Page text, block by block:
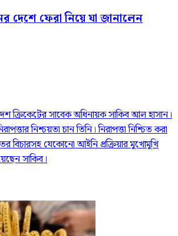
দেশে ফেরা নিয়ে যা জানালেন
ক্রিকেটের সাবেক অধিনায়ক সাকিব আল হাসান।
নিশ্চয়তা চান তিনি। নিরাপত্তা নিশ্চিত করা
বিচারসহ যেকোনো আইনি প্রক্রিয়ার মুখোমুখি
সাকিব।